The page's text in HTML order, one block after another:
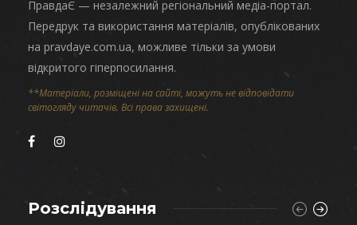
ПравдаЄ — незалежний регіональний медіа-портал.
Передрук та використання матеріалів, опублікованих
на pravdaye.com.ua, можливе тільки за умови
відкритого гіперпосилання.
**Матеріали, розміщені на сайті, можуть не відповідати
світогляду читачів. Всі права захищені.
Розслідування